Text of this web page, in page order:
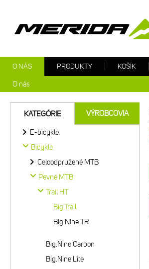
KATEGÓRIE VÝROBCOVIA
E-bicykle
Bicykle
Celoodpružené MTB
Pevné MTB
Trail HT
Big.Trail
Big.Nine TR
Big.Nine Carbon
Big.Nine Lite
O NÁS
O nás
PRODUKTY KOŠÍK